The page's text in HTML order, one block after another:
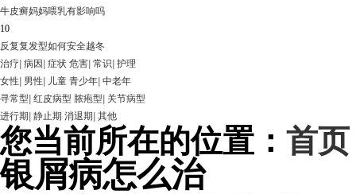
牛皮癣妈妈喂乳有影响吗
10
反复复发型如何安全越冬
治疗 病因 症状 危害 常识 护理
女性 男性 儿童 青少年 中老年
寻常型 红皮病型 脓疱型 关节病型
进行期 静止期 消退期 其他
您当前所在的位置： 首页
银屑病怎么治